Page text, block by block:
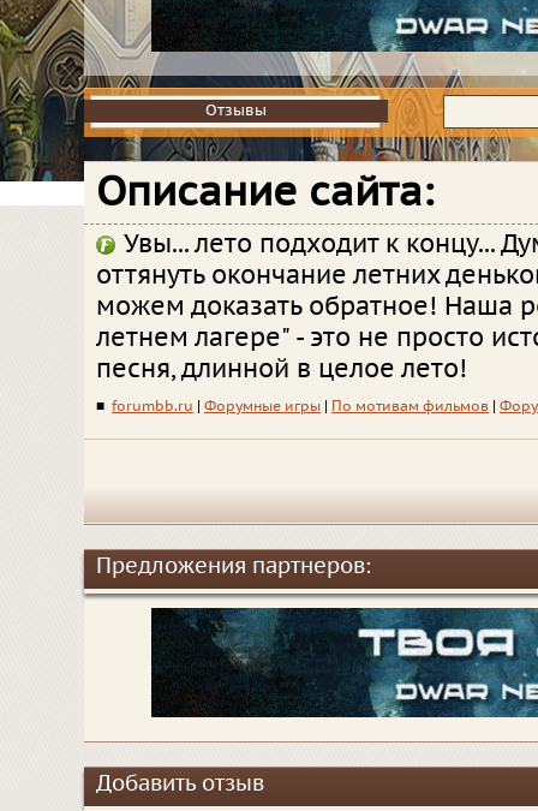
Отзывы
Отзывы
Описание сайта:
Увы... лето подходит к концу...
оттянуть окончание летних
можем доказать обратное! Наша
летнем лагере" - это не просто
песня, длинной в целое лето!
■ forumbb.ru Форумные игры По мотивам фильмов
Предложения партнеров:
Добавить отзыв